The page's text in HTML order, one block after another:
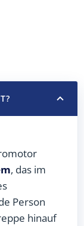
, das im
Person
hinauf